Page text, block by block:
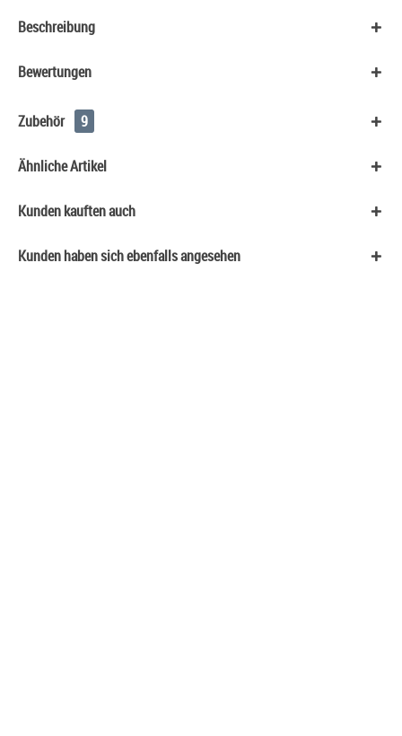
Beschreibung
Bewertungen
Zubehör 9
Ähnliche Artikel
Kunden kauften auch
Kunden haben sich ebenfalls angesehen